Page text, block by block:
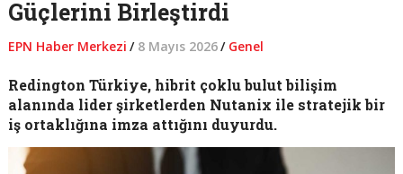
Güçlerini Birleştirdi
EPN Haber Merkezi / 8 Mayıs 2026/ Genel
Redington Türkiye, hibrit çoklu bulut bilişim
alanında lider şirketlerden Nutanix ile stratejik bir
iş ortaklığına imza attığını duyurdu.